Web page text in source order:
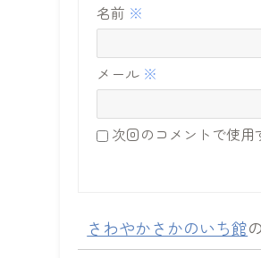
名前 ※
メール ※
次回のコメントで使用
さわやかさかのいち館